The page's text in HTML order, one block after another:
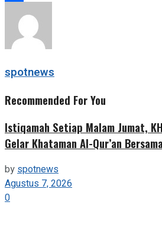
spotnews
Recommended For You
Istiqamah Setiap Malam Jumat,
Gelar Khataman Al-Qur’an
by spotnews
Agustus 7, 2026
0